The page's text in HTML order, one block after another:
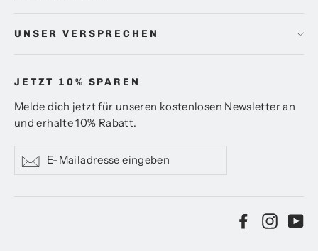
UNSER VERSPRECHEN
JETZT 10% SPAREN
Melde dich jetzt für unseren kostenlosen Newsletter an
und erhalte 10% Rabatt.
E-
Mailadresse
Abonnieren
Facebook